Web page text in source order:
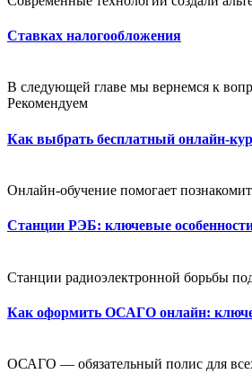
Ставках налогообложения
В следующей главе мы вернемся к
Рекомендуем
Как выбрать бесплатный онлайн-
Онлайн-обучение помогает
Станции РЭБ: ключевые
Станции радиоэлектронной борьбы
Как оформить ОСАГО онлайн:
ОСАГО — обязательный полис для